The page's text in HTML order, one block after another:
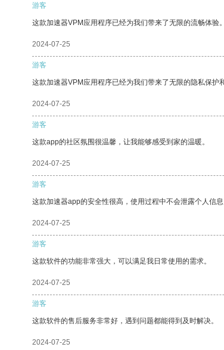
游客
这款加速器VPM应用程序已经为我们带来了无限的流畅体验。
2024-07-25
游客
这款加速器VPM应用程序已经为我们带来了无限的隐私保护
2024-07-25
游客
这款app的社区氛围很温馨，让我能够感受到家的温暖。
2024-07-25
游客
这款加速器app的安全性很高，使用过程中不会泄露个人信
2024-07-25
游客
这款软件的功能非常强大，可以满足我日常使用的需求。
2024-07-25
游客
这款软件的售后服务非常好，遇到问题都能得到及时解决。
2024-07-25